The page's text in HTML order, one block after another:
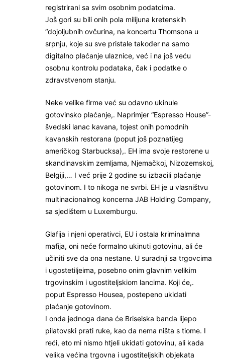
registrirani sa svim osobnim podatcima.
Još gori su bili onih pola milijuna kretenskih
“dojoljubnih ovčurina, na koncertu Thomsona u
srpnju, koje su sve pristale također na samo
digitalno plaćanje ulaznice, već i na još veću
osobnu kontrolu podataka, čak i podatke o
zdravstvenom stanju.
Neke velike firme već su odavno ukinule
gotovinsko plaćanje,. Naprimjer “Espresso House”-
švedski lanac kavana, tojest onih pomodnih
kavanskih restorana (poput još poznatijeg
američkog Starbucksa),. EH ima svoje restorene u
skandinavskim zemljama, Njemačkoj, Nizozemskoj,
Belgiji,… I već prije 2 godine su izbacili plaćanje
gotovinom. I to nikoga ne svrbi. EH je u vlasništvu
multinacionalnog koncerna JAB Holding Company,
sa sjedištem u Luxemburgu.
Glafija i njeni operativci, EU i ostala kriminalmna
mafija, oni neće formalno ukinuti gotovinu, ali će
učiniti sve da ona nestane. U suradnji sa trgovcima
i ugostetiljeima, posebno onim glavnim velikim
trgovinskim i ugostiteljskiom lancima. Koji će,.
poput Espresso Housea, postepeno ukidati
plaćanje gotovinom.
I onda jednoga dana će Briselska banda lijepo
pilatovski prati ruke, kao da nema ništa s tiome. I
reći, eto mi nismo htjeli ukidati gotovinu, ali kada
velika većina trgovna i ugostiteljskih objekata